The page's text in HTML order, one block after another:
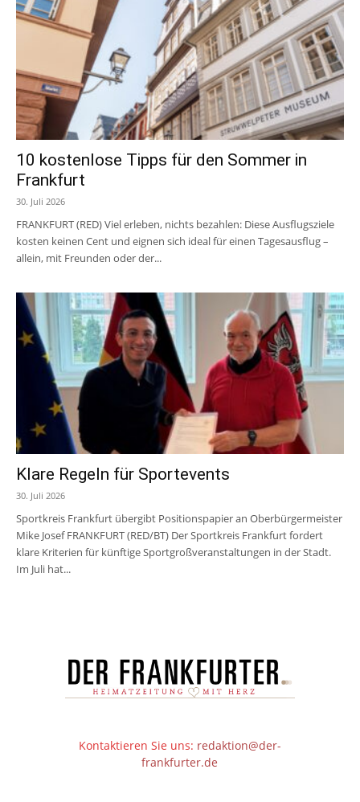
10 kostenlose Tipps für den Sommer in
Frankfurt
30. Juli 2026
FRANKFURT (RED) Viel erleben, nichts bezahlen: Diese Ausflugsziele
kosten keinen Cent und eignen sich ideal für einen Tagesausflug –
allein, mit Freunden oder der...
Klare Regeln für Sportevents
30. Juli 2026
Sportkreis Frankfurt übergibt Positionspapier an Oberbürgermeister
Mike Josef FRANKFURT (RED/BT) Der Sportkreis Frankfurt fordert
klare Kriterien für künftige Sportgroßveranstaltungen in der Stadt.
Im Juli hat...
Kontaktieren Sie uns: redaktion@der-
frankfurter.de